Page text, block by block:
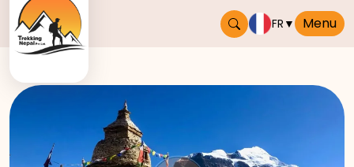
FR ▼ Menu